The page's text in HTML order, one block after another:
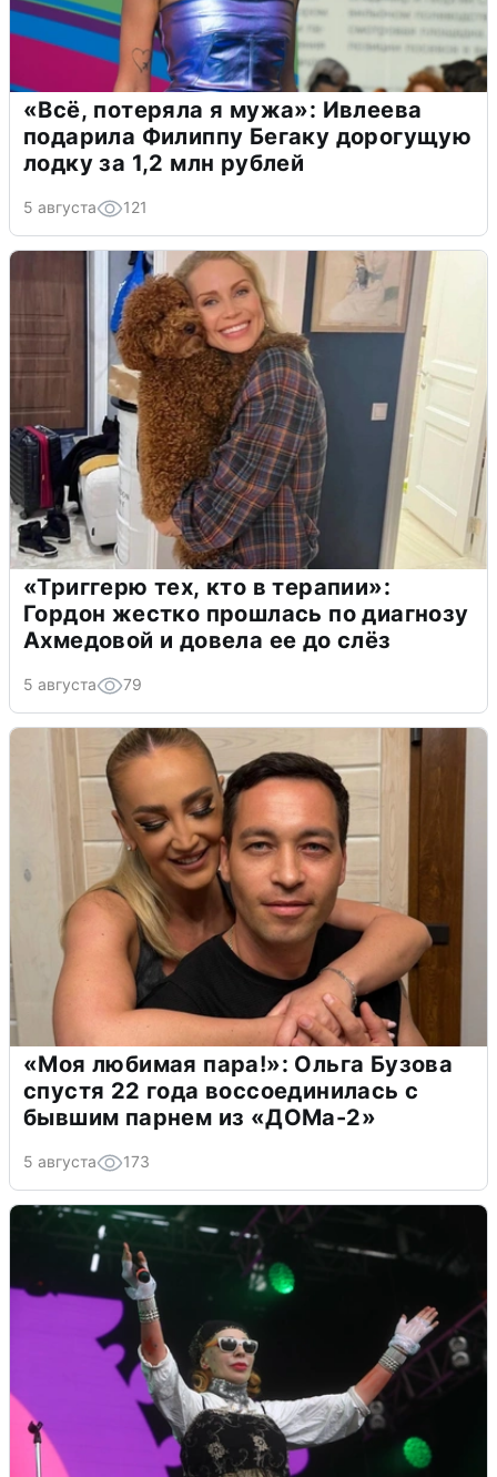
«Всё, потеряла я мужа»: Ивлеева
подарила Филиппу Бегаку дорогущую
лодку за 1,2 млн рублей
5 августа 121
«Триггерю тех, кто в терапии»:
Гордон жестко прошлась по диагнозу
Ахмедовой и довела ее до слёз
5 августа 79
«Моя любимая пара!»: Ольга Бузова
спустя 22 года воссоединилась с
бывшим парнем из «ДОМа-2»
5 августа 173